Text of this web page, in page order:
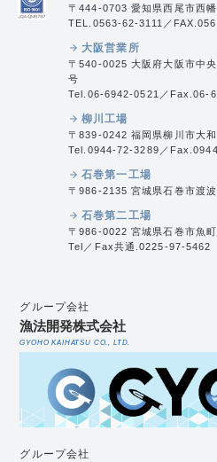
〒444-0703 愛知県西尾市西
TEL.0563-62-3111／
arrow_forward 大阪営業所
〒540-0025 大阪府大阪市中
号
Tel.06-6942-0521／Fax.06-
arrow_forward 柳川工場
〒839-0242 福岡県柳川市大
Tel.0944-72-3289／
arrow_forward 石巻第一工場
〒986-2135 宮城県石巻市渡
arrow_forward 石巻第二工場
〒986-0022 宮城県石巻市魚
Tel／Fax共通.0225-97-5462
グループ会社
漁法開発株式会社
GYOHO KAIHATSU CO., LTD.
グループ会社